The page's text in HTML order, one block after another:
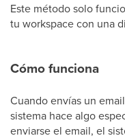
Este método solo
tu workspace con una
Cómo funciona
Cuando envías un
sistema hace algo
enviarse el email, el